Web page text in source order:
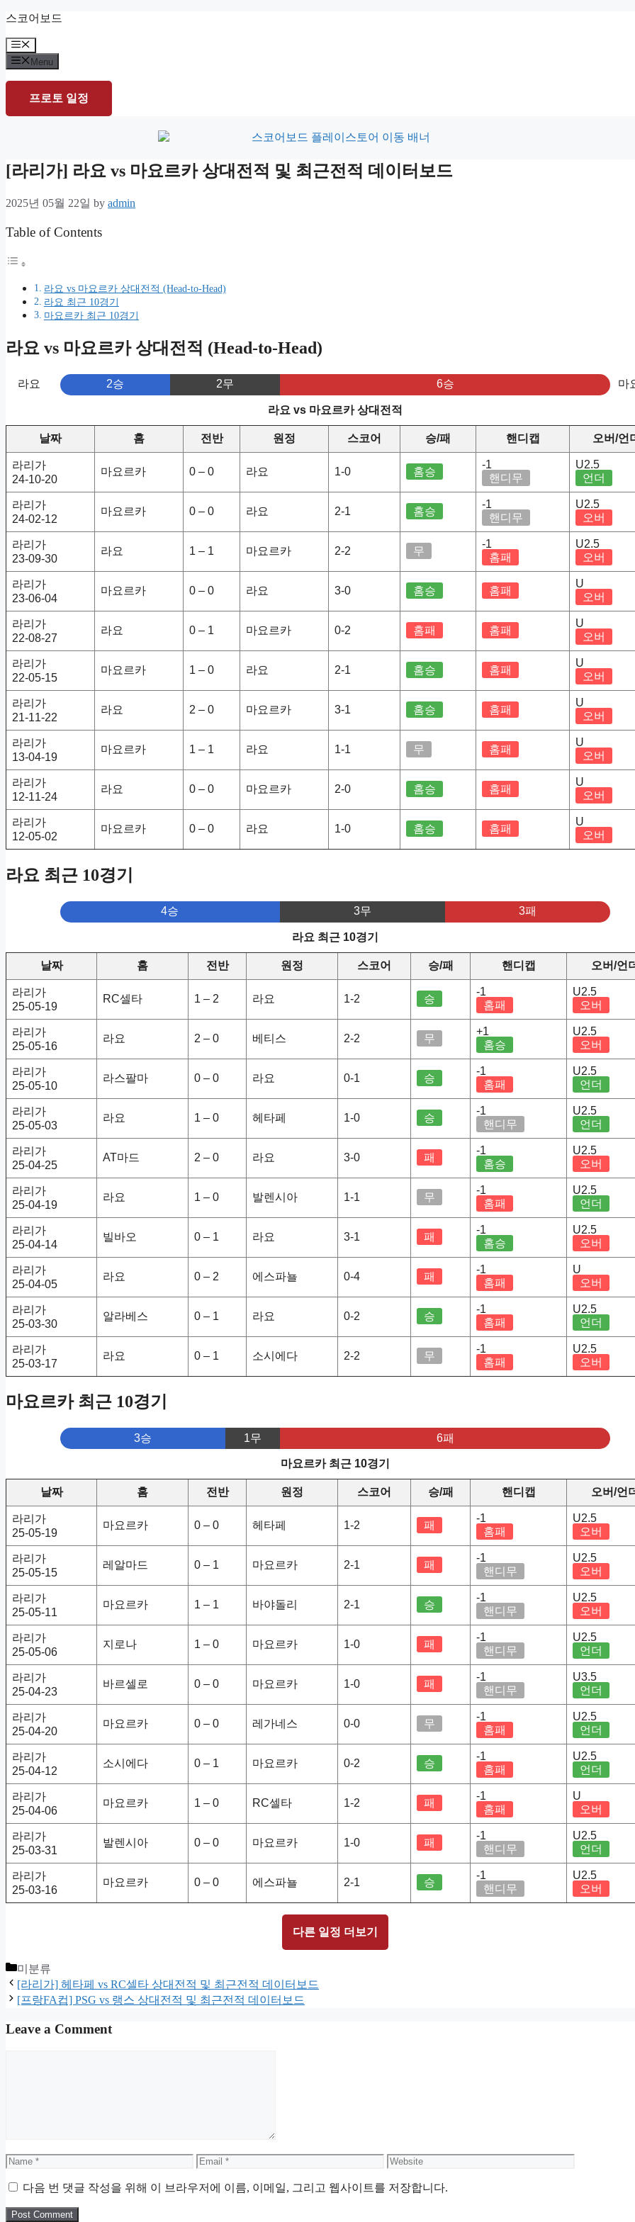
Skip
content
스코어보드
Menu
Menu
프로토 일정
[라리가] 라요 vs 마요르카 상대전적 및 최근전적 데이터보드
2025년 05월 22일 by admin
Table of Contents
라요 vs 마요르카 상대전적 (Head-to-Head)
라요 최근 10경기
마요르카 최근 10경기
라요 vs 마요르카 상대전적 (Head-to-Head)
라요 2승 2무 6승 마
라요 vs 마요르카 상대전적
날짜 홈 전반 원정 스코어 승/패 핸디캡 오버/언
라리가
24-10-20
마요르카 0 – 0 라요 1-0 홈승
-1
핸디무
U2.5
언더
라리가
24-02-12
마요르카 0 – 0 라요 2-1 홈승
-1
핸디무
U2.5
오버
라리가
23-09-30
라요 1 – 1 마요르카 2-2 무
-1
홈패
U2.5
오버
라리가
23-06-04
마요르카 0 – 0 라요 3-0 홈승 홈패
U
오버
라리가
22-08-27
라요 0 – 1 마요르카 0-2 홈패 홈패
U
오버
라리가
22-05-15
마요르카 1 – 0 라요 2-1 홈승 홈패
U
오버
라리가
21-11-22
라요 2 – 0 마요르카 3-1 홈승 홈패
U
오버
라리가
13-04-19
마요르카 1 – 1 라요 1-1 무 홈패
U
오버
라리가
12-11-24
라요 0 – 0 마요르카 2-0 홈승 홈패
U
오버
라리가
12-05-02
마요르카 0 – 0 라요 1-0 홈승 홈패
U
오버
라요 최근 10경기
4승 3무 3패
라요 최근 10경기
날짜 홈 전반 원정 스코어 승/패 핸디캡 오버/언
라리가
25-05-19
RC셀타 1 – 2 라요 1-2 승
-1
홈패
U2.5
오버
라리가
25-05-16
라요 2 – 0 베티스 2-2 무
+1
홈승
U2.5
오버
라리가
25-05-10
라스팔마 0 – 0 라요 0-1 승
-1
홈패
U2.5
언더
라리가
25-05-03
라요 1 – 0 헤타페 1-0 승
-1
핸디무
U2.5
언더
라리가
25-04-25
AT마드 2 – 0 라요 3-0 패
-1
홈승
U2.5
오버
라리가
25-04-19
라요 1 – 0 발렌시아 1-1 무
-1
홈패
U2.5
언더
라리가
25-04-14
빌바오 0 – 1 라요 3-1 패
-1
홈승
U2.5
오버
라리가
25-04-05
라요 0 – 2 에스파뇰 0-4 패
-1
홈패
U
오버
라리가
25-03-30
알라베스 0 – 1 라요 0-2 승
-1
홈패
U2.5
언더
라리가
25-03-17
라요 0 – 1 소시에다 2-2 무
-1
홈패
U2.5
오버
마요르카 최근 10경기
3승 1무 6패
마요르카 최근 10경기
날짜 홈 전반 원정 스코어 승/패 핸디캡 오버/언
라리가
25-05-19
마요르카 0 – 0 헤타페 1-2 패
-1
홈패
U2.5
오버
라리가
25-05-15
레알마드 0 – 1 마요르카 2-1 패
-1
핸디무
U2.5
오버
라리가
25-05-11
마요르카 1 – 1 바야돌리 2-1 승
-1
핸디무
U2.5
오버
라리가
25-05-06
지로나 1 – 0 마요르카 1-0 패
-1
핸디무
U2.5
언더
라리가
25-04-23
바르셀로 0 – 0 마요르카 1-0 패
-1
핸디무
U3.5
언더
라리가
25-04-20
마요르카 0 – 0 레가네스 0-0 무
-1
홈패
U2.5
언더
라리가
25-04-12
소시에다 0 – 1 마요르카 0-2 승
-1
홈패
U2.5
언더
라리가
25-04-06
마요르카 1 – 0 RC셀타 1-2 패
-1
홈패
U
오버
라리가
25-03-31
발렌시아 0 – 0 마요르카 1-0 패
-1
핸디무
U2.5
언더
라리가
25-03-16
마요르카 0 – 0 에스파뇰 2-1 승
-1
핸디무
U2.5
오버
다른 일정 더보기
Categories
미분류
[라리가] 헤타페 vs RC셀타 상대전적 및 최근전적 데이터보드
[프랑FA컵] PSG vs 랭스 상대전적 및 최근전적 데이터보드
Leave a Comment
Name Email Website
다음 번 댓글 작성을 위해 이 브라우저에 이름, 이메일, 그리고 웹사이트를 저장합니다.